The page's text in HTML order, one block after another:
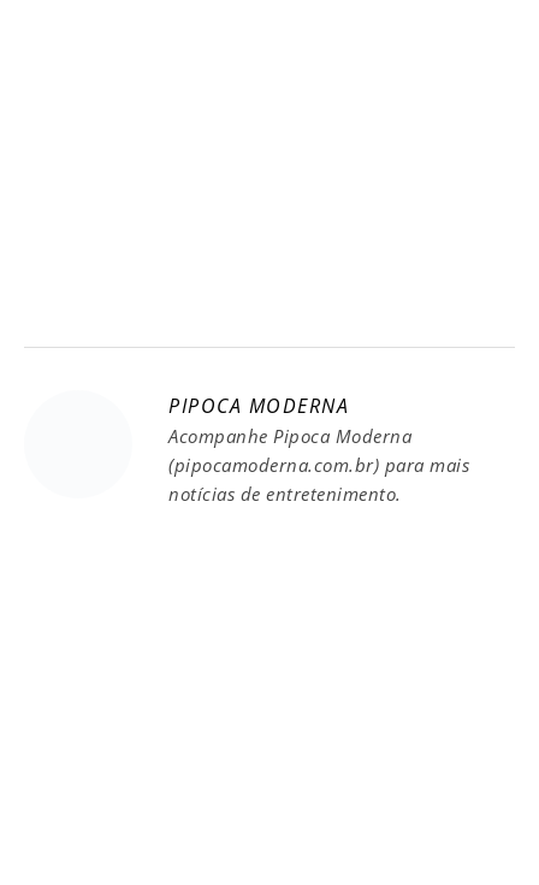
PIPOCA MODERNA
Acompanhe Pipoca Moderna
(pipocamoderna.com.br) para mais
notícias de entretenimento.